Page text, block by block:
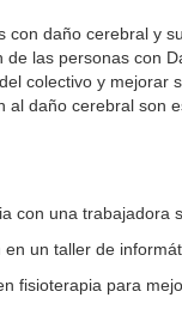
daño cerebral y
las personas con
colectivo y mejorar
daño cerebral son
con una trabajadora
un taller de
fisioterapia para